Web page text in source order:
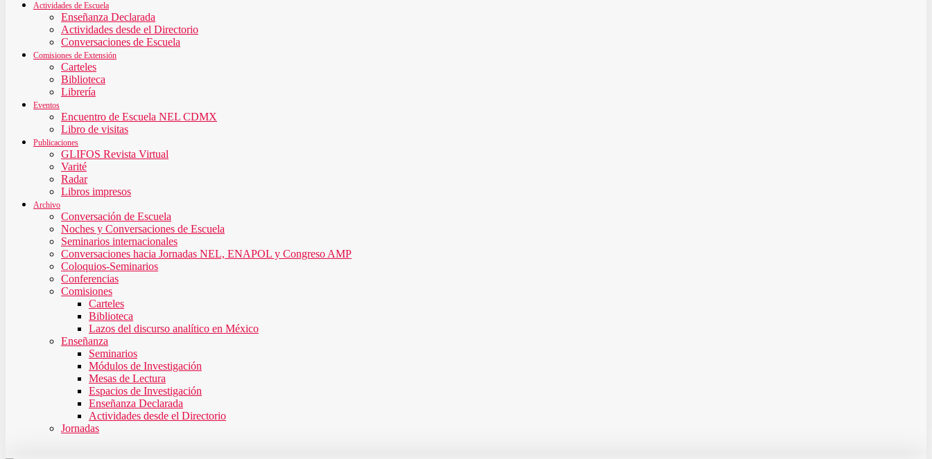
Actividades de Escuela
Enseñanza Declarada
Actividades desde el Directorio
Conversaciones de Escuela
Comisiones de Extensión
Carteles
Biblioteca
Librería
Eventos
Encuentro de Escuela NEL CDMX
Libro de visitas
Publicaciones
GLIFOS Revista Virtual
Varité
Radar
Libros impresos
Archivo
Conversación de Escuela
Noches y Conversaciones de Escuela
Seminarios internacionales
Conversaciones hacia Jornadas NEL, ENAPOL y Congreso AMP
Coloquios-Seminarios
Conferencias
Comisiones
Carteles
Biblioteca
Lazos del discurso analítico en México
Enseñanza
Seminarios
Módulos de Investigación
Mesas de Lectura
Espacios de Investigación
Enseñanza Declarada
Actividades desde el Directorio
Jornadas